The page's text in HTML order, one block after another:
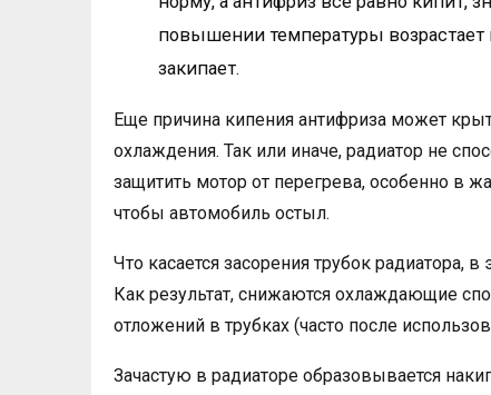
повышении температуры возрастает
закипает.
Еще причина кипения антифриза может
охлаждения. Так или иначе, радиатор не
защитить мотор от перегрева, особенно в
чтобы автомобиль остыл.
Что касается засорения трубок радиатора,
Как результат, снижаются охлаждающие
отложений в трубках (часто после
Зачастую в радиаторе образовывается